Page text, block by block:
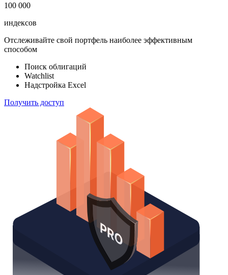
100 000
индексов
Отслеживайте свой портфель наиболее эффективным
способом
Поиск облигаций
Watchlist
Надстройка Excel
Получить доступ